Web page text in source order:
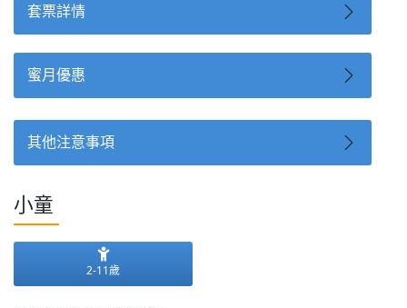
套票詳情
蜜月優惠
其他注意事項
小童
2-11歲